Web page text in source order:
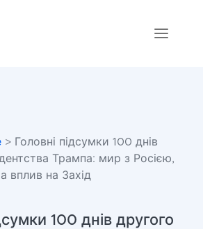
> Головні підсумки 100 днів
Трампа: мир з Росією,
вплив на Захід
100 днів другого